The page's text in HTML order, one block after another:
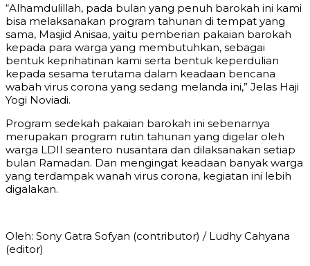
“Alhamdulillah, pada bulan yang penuh barokah ini kami
bisa melaksanakan program tahunan di tempat yang
sama, Masjid Anisaa, yaitu pemberian pakaian barokah
kepada para warga yang membutuhkan, sebagai
bentuk keprihatinan kami serta bentuk keperdulian
kepada sesama terutama dalam keadaan bencana
wabah virus corona yang sedang melanda ini,” Jelas Haji
Yogi Noviadi.
Program sedekah pakaian barokah ini sebenarnya
merupakan program rutin tahunan yang digelar oleh
warga LDII seantero nusantara dan dilaksanakan setiap
bulan Ramadan. Dan mengingat keadaan banyak warga
yang terdampak wanah virus corona, kegiatan ini lebih
digalakan.
Oleh: Sony Gatra Sofyan (contributor) / Ludhy Cahyana
(editor)